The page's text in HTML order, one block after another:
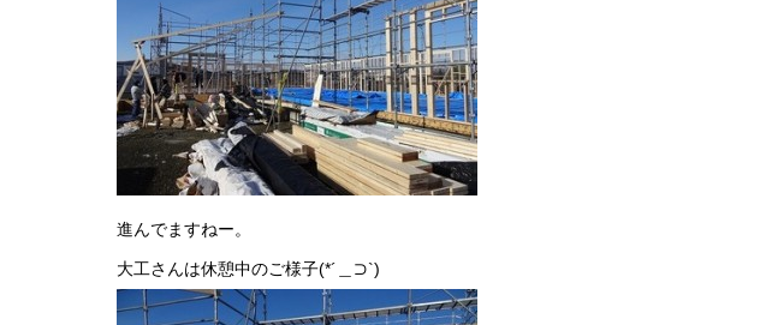
進んでますねー。
大工さんは休憩中のご様子(*´＿⊃`)